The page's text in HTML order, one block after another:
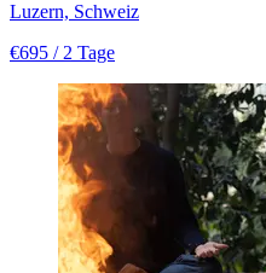
Luzern, Schweiz
€695 / 2 Tage